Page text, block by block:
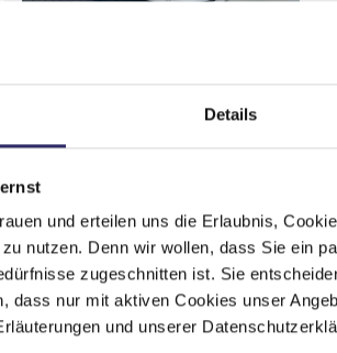
Details
und erteilen uns die Erlaubnis,
nutzen. Denn wir wollen, dass Sie ein
zugeschnitten ist. Sie
dass nur mit aktiven Cookies unser
und unserer